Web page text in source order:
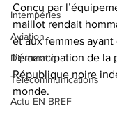
Intempéries
Aviation
Diplomatie
Télécommunications
Actu EN BREF
Conçu par
maillot rendait
et aux femmes
l’émancipation de la
République noire
monde.